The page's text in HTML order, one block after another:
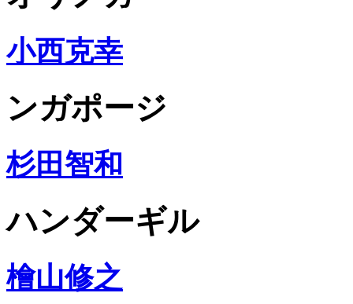
小西克幸
ンガポージ
杉田智和
ハンダーギル
檜山修之